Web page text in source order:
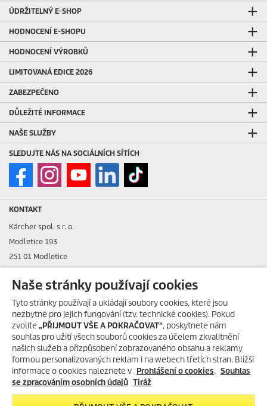
ÚDRŽITELNÝ E-SHOP
HODNOCENÍ E-SHOPU
HODNOCENÍ VÝROBKŮ
LIMITOVANÁ EDICE 2026
ZABEZPEČENO
DŮLEŽITÉ INFORMACE
NAŠE SLUŽBY
SLEDUJTE NÁS NA SOCIÁLNÍCH SÍTÍCH
KONTAKT
Kärcher spol. s r. o.
Modletice 193
251 01 Modletice
IČO: 48535761
DIČ: CZ48535761
ID datové schránky: ic4eqpk
> Tiráž
Zákaznická linka:+420 323 555 555
E-mail:info@karcher.cz
Po-Pá: 8-17 hod.
Naše stránky používají cookies
Tyto stránky používají a ukládají soubory cookies, které jsou
nezbytné pro jejich fungování (tzv. technické cookies). Pokud
zvolíte „PŘIJMOUT VŠE A POKRAČOVAT“, poskytnete nám
souhlas pro užití všech souborů cookies za účelem zkvalitnění
našich služeb a přizpůsobení zobrazovaného obsahu a reklamy
formou personalizovaných reklam i na webech třetích stran. Bližší
informace o cookies naleznete v Prohlášení o cookies. Souhlas
se zpracováním osobních údajů Tiráž